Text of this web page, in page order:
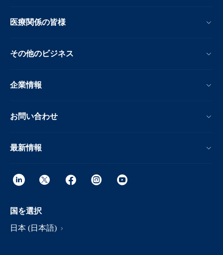
医療関係の皆様
その他のビジネス
企業情報
お問い合わせ
最新情報
国を選択
日本 (日本語)